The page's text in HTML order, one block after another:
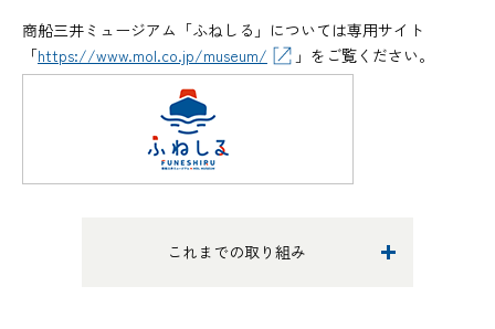
商船三井ミュージアム「ふねしる」については専用サイト
「https://www.mol.co.jp/museum/ 」をご覧ください。
これまでの取り組み